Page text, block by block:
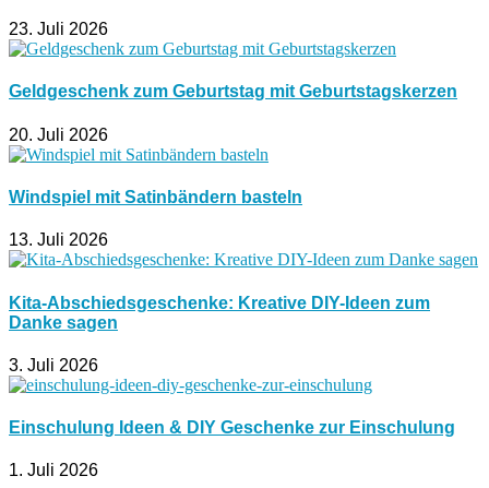
23. Juli 2026
Geldgeschenk zum Geburtstag mit Geburtstagskerzen
20. Juli 2026
Windspiel mit Satinbändern basteln
13. Juli 2026
Kita-Abschiedsgeschenke: Kreative DIY-Ideen zum
Danke sagen
3. Juli 2026
Einschulung Ideen & DIY Geschenke zur Einschulung
1. Juli 2026